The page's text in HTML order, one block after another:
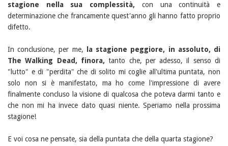
stagione nella sua complessità, con una continuità e
determinazione che francamente quest'anno gli hanno fatto proprio
difetto.
In conclusione, per me,
la stagione peggiore, in assoluto, di
The Walking Dead, finora, tanto che, per adesso, il senso di
"lutto" e di "perdita" che di solito mi coglie all'ultima puntata, non
solo non si è manifestato, ma ho come l'impressione di avere
finalmente concluso la visione di qualcosa che poteva darmi tanto e
che non mi ha invece dato quasi niente. Speriamo nella prossima
stagione!
E voi cosa ne pensate, sia della puntata che della quarta stagione?